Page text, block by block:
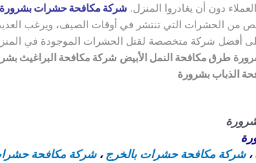
دون أن يغادروا المنزل. شركة مكافحة حشرات بشرورة
من الحشرات التي تنتشر في أوقات الصيف، ويرغب
أفضل شركة متخصصة لقتل الحشرات الموجودة في
طرق مكافحة النمل الأبيض شركة مكافحة البراغيث
الذباب بشرورة
،شركة مكافحة حشرات بالخرج ،شركة مكافحة